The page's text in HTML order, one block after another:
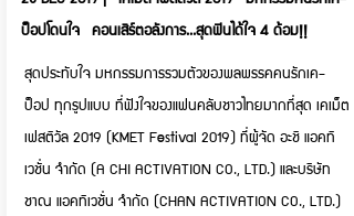
ป็อปโดนใจ คอนเสิร์ตอลังการ...สุดฟินได้ใจ 4 ด้อม!!
สุดประทับใจ มหกรรมการรวมตัวของพลพรรคคนรักเค-
ป็อป ทุกรูปแบบ ที่ฟังใจของแฟนคลับชาวไทยมากที่สุด เคเม็ต
เฟสติวัล 2019 (KMET Festival 2019) ที่ผู้จัด อะชิ แอคทิ
เวชั่น จำกัด (A CHI ACTIVATION CO., LTD.) และบริษัท
ชาณ แอคทิเวชั่น จำกัด (CHAN ACTIVATION CO., LTD.)